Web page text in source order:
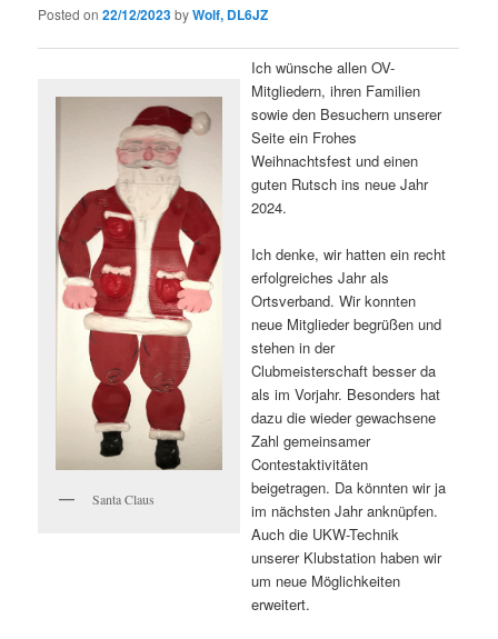
Posted on22/12/2023byWolf, DL6JZ
Santa Claus
Ich wünsche allen OV-
Mitgliedern, ihren Familien
sowie den Besuchern unserer
Seite ein Frohes
Weihnachtsfest und einen
guten Rutsch ins neue Jahr
2024.
Ich denke, wir hatten ein recht
erfolgreiches Jahr als
Ortsverband. Wir konnten
neue Mitglieder begrüßen und
stehen in der
Clubmeisterschaft besser da
als im Vorjahr. Besonders hat
dazu die wieder gewachsene
Zahl gemeinsamer
Contestaktivitäten
beigetragen. Da könnten wir ja
im nächsten Jahr anknüpfen.
Auch die UKW-Technik
unserer Klubstation haben wir
um neue Möglichkeiten
erweitert.